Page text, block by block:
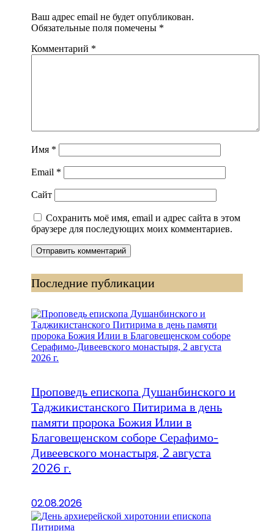
Ваш адрес email не будет опубликован.
Обязательные поля помечены *
Комментарий *
Имя *
Email *
Сайт
Сохранить моё имя, email и адрес сайта в этом
браузере для последующих моих комментариев.
Последние публикации
Проповедь епископа Душанбинского и
Таджикистанского Питирима в день
памяти пророка Божия Илии в
Благовещенском соборе Серафимо-
Дивеевского монастыря, 2 августа
2026 г.
02.08.2026